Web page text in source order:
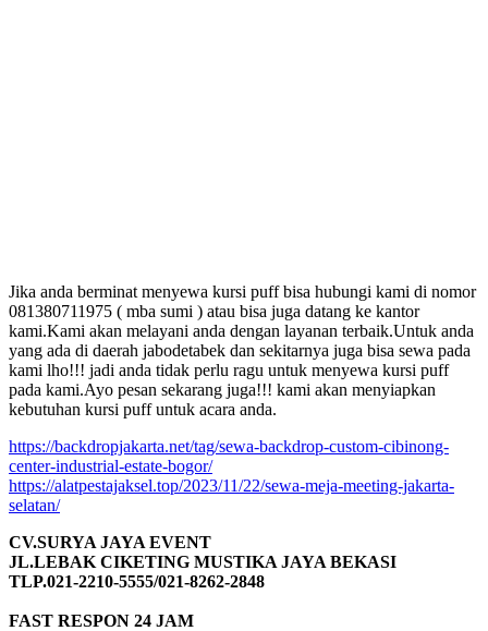
Jika anda berminat menyewa kursi puff bisa hubungi kami di nomor
081380711975 ( mba sumi ) atau bisa juga datang ke kantor
kami.Kami akan melayani anda dengan layanan terbaik.Untuk anda
yang ada di daerah jabodetabek dan sekitarnya juga bisa sewa pada
kami lho!!! jadi anda tidak perlu ragu untuk menyewa kursi puff
pada kami.Ayo pesan sekarang juga!!! kami akan menyiapkan
kebutuhan kursi puff untuk acara anda.
https://backdropjakarta.net/tag/sewa-backdrop-custom-cibinong-
center-industrial-estate-bogor/
https://alatpestajaksel.top/2023/11/22/sewa-meja-meeting-jakarta-
selatan/
CV.SURYA JAYA EVENT
JL.LEBAK CIKETING MUSTIKA JAYA BEKASI
TLP.021-2210-5555/021-8262-2848
FAST RESPON 24 JAM